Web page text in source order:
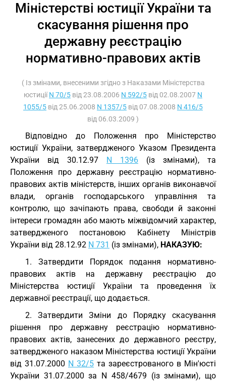
Міністерстві юстиції України та
скасування рішення про
державну реєстрацію
нормативно-правових актів
( Із змінами, внесеними згідно з Наказами Міністерства
юстиціїN 70/5 від 23.08.2006 N 592/5 від 02.08.2007 N
1055/5 від 25.06.2008 N 1357/5 від 07.08.2008 N 416/5
від 06.03.2009 )
Відповідно до Положення про Міністерство
юстиції України, затвердженого Указом Президента
України від 30.12.97 N 1396 (із змінами), та
Положення про державну реєстрацію нормативно-
правових актів міністерств, інших органів виконавчої
влади, органів господарського управління та
контролю, що зачіпають права, свободи й законні
інтереси громадян або мають міжвідомчий характер,
затвердженого постановою Кабінету Міністрів
України від 28.12.92 N 731 (із змінами), НАКАЗУЮ:
1. Затвердити Порядок подання нормативно-
правових актів на державну реєстрацію до
Міністерства юстиції України та проведення їх
державної реєстрації, що додається.
2. Затвердити Зміни до Порядку скасування
рішення про державну реєстрацію нормативно-
правових актів, занесених до державного реєстру,
затвердженого наказом Міністерства юстиції України
від 31.07.2000 N 32/5 та зареєстрованого в Мін'юсті
України 31.07.2000 за N 458/4679 (із змінами), що